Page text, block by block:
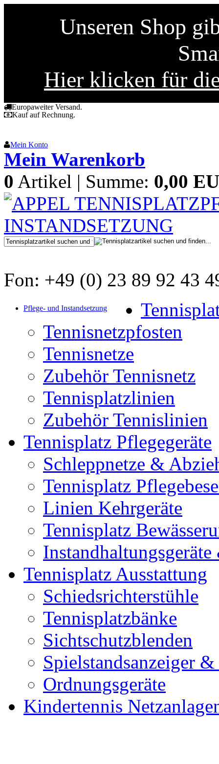
Unseren Shop
Hier klicken für
Europaweiter Versand.
Kauf auf Rechnung.
Mein Konto
Mein Warenkorb
0 Artikel | Summe: 0,00
Fon: +49 (0) 23 89 92 43
Pflege- und Instandsetzung
Tennisnetzpfosten
Tennisnetze
Zubehör Tennisnetz
Tennisplatzlinien
Zubehör Tennislinien
Tennisplatz Pflegegeräte
Schleppnetze &
Tennisplatz
Linien Kehrgeräte
Tennisplatz
Tennisplatz Ausstattung
Schiedsrichterstühle
Tennisplatzbänke
Sichtschutzblenden
Spielstandsanzeiger
Ordnungsgeräte
Kindertennis